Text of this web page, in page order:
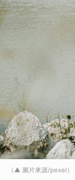
（▲ 圖片來源/pexel）